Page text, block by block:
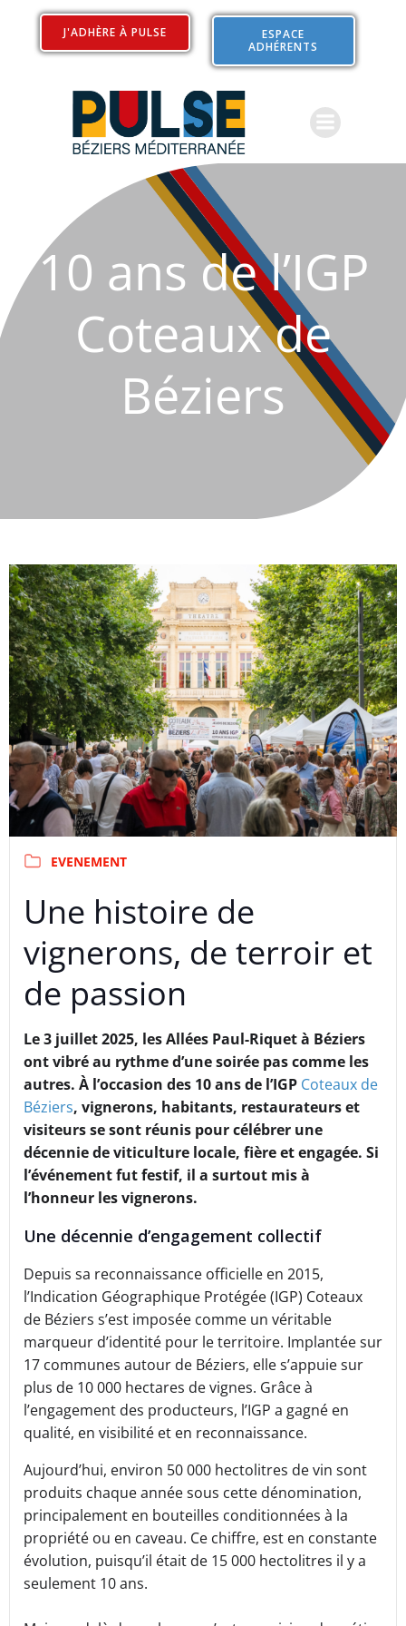
Aller
contenu
J'ADHÈRE À PULSE
ESPACE
ADHÉRENTS
10 ans de l’IGP
Coteaux de
Béziers
EVENEMENT
Une histoire de
vignerons, de terroir et
de passion
Le 3 juillet 2025, les Allées Paul-Riquet à Béziers
ont vibré au rythme d’une soirée pas comme les
autres. À l’occasion des 10 ans de l’IGP Coteaux de
Béziers, vignerons, habitants, restaurateurs et
visiteurs se sont réunis pour célébrer une
décennie de viticulture locale, fière et engagée. Si
l’événement fut festif, il a surtout mis à
l’honneur les vignerons.
Une décennie d’engagement collectif
Depuis sa reconnaissance officielle en 2015,
l’Indication Géographique Protégée (IGP) Coteaux
de Béziers s’est imposée comme un véritable
marqueur d’identité pour le territoire. Implantée sur
17 communes autour de Béziers, elle s’appuie sur
plus de 10 000 hectares de vignes. Grâce à
l’engagement des producteurs, l’IGP a gagné en
qualité, en visibilité et en reconnaissance.
Aujourd’hui, environ 50 000 hectolitres de vin sont
produits chaque année sous cette dénomination,
principalement en bouteilles conditionnées à la
propriété ou en caveau. Ce chiffre, est en constante
évolution, puisqu’il était de 15 000 hectolitres il y a
seulement 10 ans.